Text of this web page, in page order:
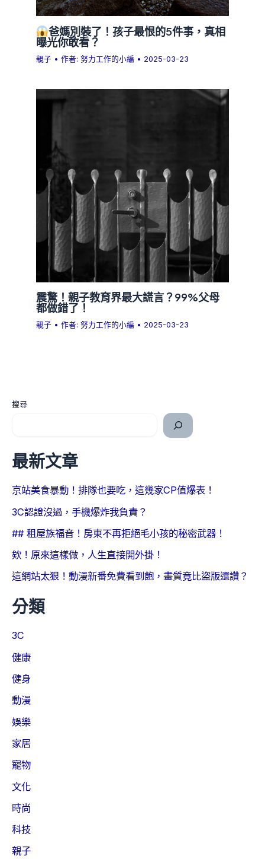
爸媽別裝了！孩子最恨的5件事，真相
曝光你敢看？
親子 • 作者:努力工作的小編 • 2025-03-23
震驚！親子教育界最大謊言？99%父母
都做錯了！
親子 • 作者:努力工作的小編 • 2025-03-23
搜尋
最新文章
京站美食暴動！排隊也要吃，這幾家CP值爆表！
3C認證沒過，手機爆炸我負責？
## 租屋族福音！房東不再拒絕毛小孩的秘密武器！
欸！原來這樣做，人生直接開外掛！
這網站太狠！動漫新番免費看到飽，畫質竟比盜版還讚？
分類
3C
健康
健身
動漫
娛樂
家居
寵物
文化
時尚
科技
親子